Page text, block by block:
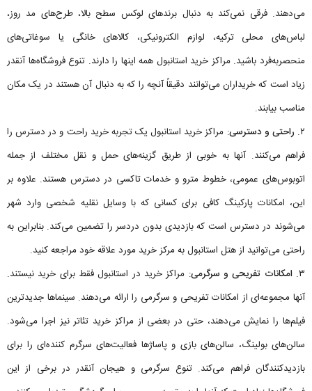
می‌دهند. فرقی نمی‌کند به دنبال برندهای لوکس سطح بالا، طرح‌های مد روز،
لباس‌های محلی ترکیه، لوازم الکترونیکی، کالاهای خانگی یا سوغاتی‌های
منحصربه‌فرد باشید. مراکز خرید استانبول همه اینها را دارند. تنوع فروشگاه‌ها آنقدر
زیاد است که خریداران می‌توانند دقیقاً آنچه را که به دنبال آن هستند در یک مکان
مناسب بیابند.
۲. راحتی و دسترسی: مراکز خرید استانبول یک تجربه خرید راحت و در دسترس را
فراهم می‌کنند. آنها به خوبی از طریق گزینه‌های حمل و نقل مختلف از جمله
اتوبوس‌های عمومی، خطوط مترو و خدمات تاکسی در دسترس هستند. علاوه بر
این، امکانات پارکینگ کافی برای کسانی که با وسایل نقلیه شخصی وارد شهر
می‌شوند در دسترس است که بازدیدی بدون دردسر را تضمین می‌کند. بنابراین به
راحتی می‌توانید از هتل استانبول به مرکز خرید مورد علاقه خود مراجعه کنید.
۳. امکانات تفریحی و سرگرمی: مراکز خرید در استانبول فقط برای خرید نیستند.
آنها مجموعه‌ای از امکانات تفریحی و سرگرمی را ارائه می‌دهند. سینماها جدیدترین
فیلم‌ها را نمایش می‌دهند، حتی در بعضی از مراکز خرید تئاتر نیز اجرا می‌شود.
سالن‌های بولینگ، سالن‌های بازی و پاساژها فعالیت‌های سرگرم کننده‌ای را برای
بازدیدکنندگان فراهم می‌کند. تنوع سرگرمی و هیجان آنقدر در برخی از این